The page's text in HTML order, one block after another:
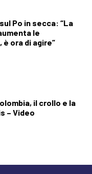
Po in secca: “La
le
è ora di agire”
il crollo e la
– Video